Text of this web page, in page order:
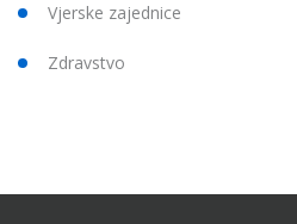
Vjerske zajednice
Zdravstvo